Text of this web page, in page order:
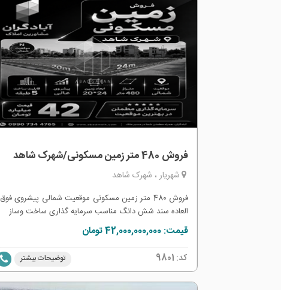
فروش 480 متر زمین مسکونی/شهرک شاهد
شهریار ، شهرک شاهد
فروش 480 متر زمین مسکونی موقعیت شمالی پیشروی فوق
العاده سند شش دانگ مناسب سرمایه گذاری ساخت وساز
قیمت: 42,000,000,000 تومان
کد: 9801 توضیحات بیشتر